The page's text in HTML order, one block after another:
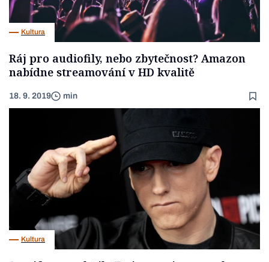
Kultura
Ráj pro audiofily, nebo zbytečnost? Amazon
nabídne streamování v HD kvalitě
18. 9. 2019 min
Kultura